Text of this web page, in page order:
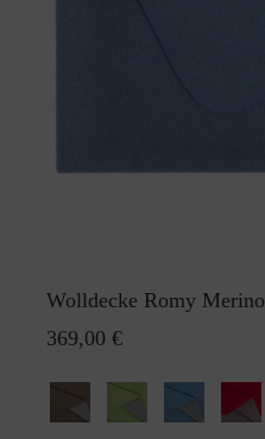
Wolldecke Romy Merino
369,00 €